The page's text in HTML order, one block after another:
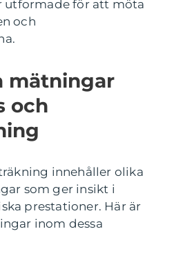
utformade för att möta
och
mätningar
och
innehåller olika
som ger insikt i
prestationer. Här är
inom dessa